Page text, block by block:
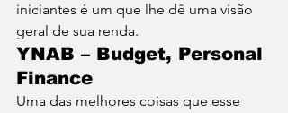
iniciantes é um que lhe dê uma visão
geral de sua renda.
YNAB – Budget, Personal
Finance
Uma das melhores coisas que esse